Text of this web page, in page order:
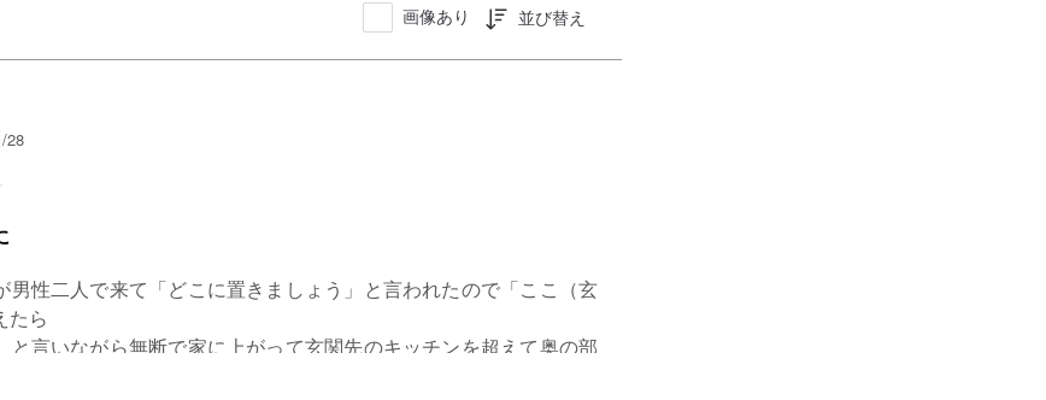
画像あり 並び替え
28
男性二人で来て「どこに置きましょう」と言われたので「ここ（玄
たら
と言いながら無断で家に上がって玄関先のキッチンを超えて奥の部
する。